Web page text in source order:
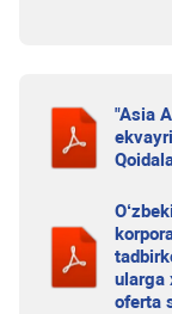
"Asia
ularga
oferta